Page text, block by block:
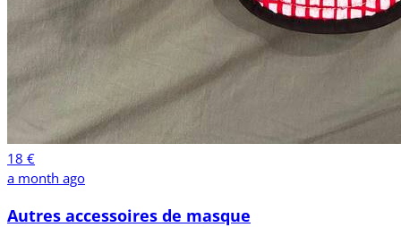
18 €
a month ago
Autres accessoires de masque